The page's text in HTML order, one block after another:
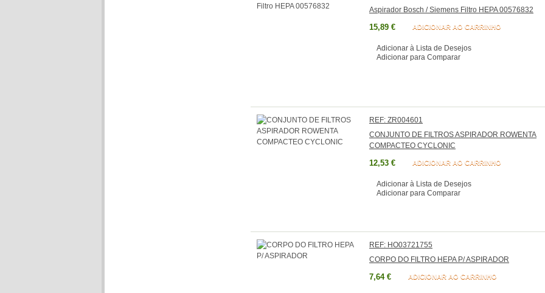
Aspirador Bosch / Siemens Filtro HEPA 00576832
15,89 € ADICIONAR AO CARRINHO
Adicionar à Lista de Desejos
Adicionar para Comparar
REF: ZR004601
CONJUNTO DE FILTROS ASPIRADOR ROWENTA
COMPACTEO CYCLONIC
12,53 € ADICIONAR AO CARRINHO
Adicionar à Lista de Desejos
Adicionar para Comparar
REF: HO03721755
CORPO DO FILTRO HEPA P/ ASPIRADOR
7,64 € ADICIONAR AO CARRINHO